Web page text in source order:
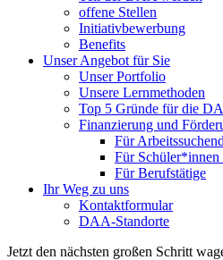
offene Stellen
Initiativbewerbung
Benefits
Unser Angebot für Sie
Unser Portfolio
Unsere Lernmethoden
Top 5 Gründe für die
Finanzierung und
Für
Für Schüler*innen
Für Berufstätige
Ihr Weg zu uns
Kontaktformular
DAA-Standorte
Jetzt den nächsten großen Schritt